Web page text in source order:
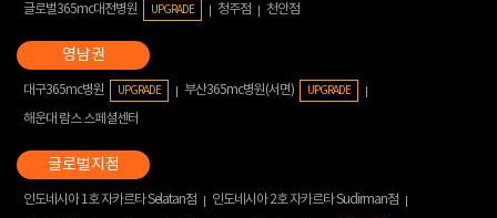
글로벌365mc대전병원 UPGRADE 청주점 천안점
대구365mc병원 UPGRADE 부산365mc병원(서면) UPGRADE
해운대 람스 스페셜센터
인도네시아 1호 자카르타 Selatan점
인도네시아 2호 자카르타 Sudirman점